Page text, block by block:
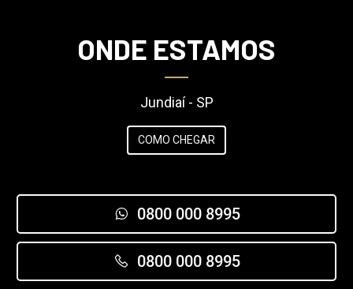
ONDE ESTAMOS
Jundiaí - SP
COMO CHEGAR
0800 000 8995
0800 000 8995